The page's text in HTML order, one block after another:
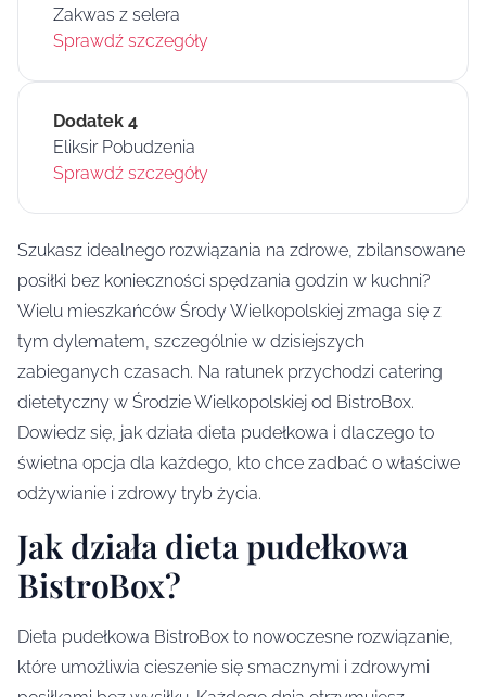
Zakwas z selera
Sprawdź szczegóły
Dodatek 4
Eliksir Pobudzenia
Sprawdź szczegóły
Szukasz idealnego rozwiązania na zdrowe, zbilansowane
posiłki bez konieczności spędzania godzin w kuchni?
Wielu mieszkańców Środy Wielkopolskiej zmaga się z
tym dylematem, szczególnie w dzisiejszych
zabieganych czasach. Na ratunek przychodzi catering
dietetyczny w Środzie Wielkopolskiej od BistroBox.
Dowiedz się, jak działa dieta pudełkowa i dlaczego to
świetna opcja dla każdego, kto chce zadbać o właściwe
odżywianie i zdrowy tryb życia.
Jak działa dieta pudełkowa
BistroBox?
Dieta pudełkowa BistroBox to nowoczesne rozwiązanie,
które umożliwia cieszenie się smacznymi i zdrowymi